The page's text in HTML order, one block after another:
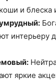
и блеска
интерьеру
яркие